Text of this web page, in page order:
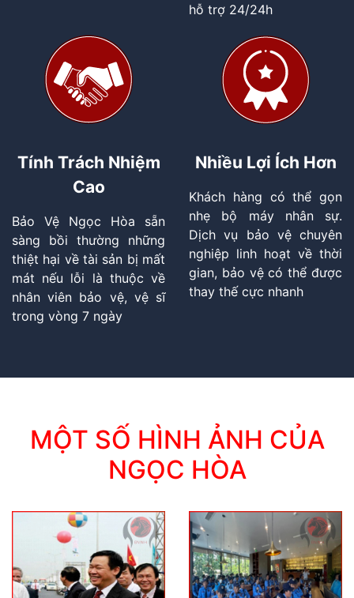
hỗ trợ 24/24h
Tính Trách Nhiệm
Cao
Bảo Vệ Ngọc Hòa sẵn
sàng bồi thường những
thiệt hại về tài sản bị mất
mát nếu lỗi là thuộc về
nhân viên bảo vệ, vệ sĩ
trong vòng 7 ngày
Nhiều Lợi Ích Hơn
Khách hàng có thể gọn
nhẹ bộ máy nhân sự.
Dịch vụ bảo vệ chuyên
nghiệp linh hoạt về thời
gian, bảo vệ có thể được
thay thế cực nhanh
MỘT SỐ HÌNH ẢNH CỦA
NGỌC HÒA